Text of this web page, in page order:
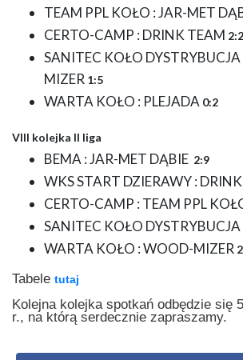
TEAM PPL KOŁO : JAR-MET
CERTO-CAMP : DRINK TEAM 2:2
SANITEC KOŁO
MIZER 1:5
WARTA KOŁO : PLEJADA 0:2
VIII kolejka II liga
BEMA : JAR-MET DĄBIE 2:9
WKS START DZIERAWY :
CERTO-CAMP : TEAM PPL
SANITEC KOŁO DYSTRYBUCJA
WARTA KOŁO : WOOD-MIZER
Tabele tutaj
Kolejna kolejka spotkań odbędzie się
r., na którą serdecznie zapraszamy.